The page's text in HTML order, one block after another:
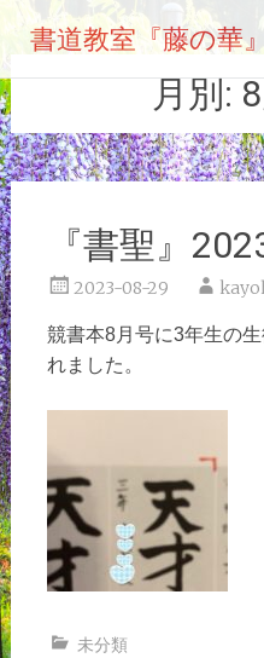
テ
ン
ツ
へ
ス
キ
ッ
プ
書道教室『藤の華』
月別:
『書聖』
2023-08-29
競書本8月号に3年生の
れました。
未分類